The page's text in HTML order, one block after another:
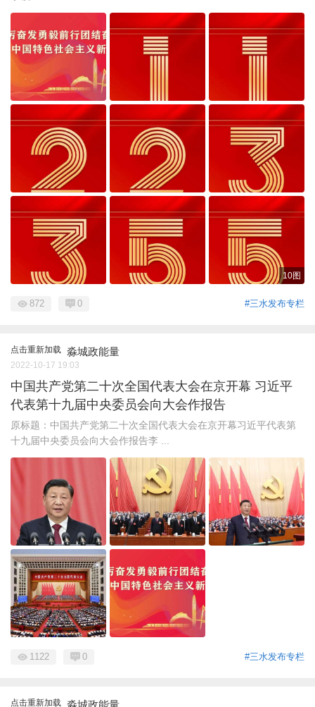
10图
#三水发布专栏
872 0
点击重新加载 淼城政能量
2022-10-17 19:03
中国共产党第二十次全国代表大会在京开幕 习近平
代表第十九届中央委员会向大会作报告
原标题：中国共产党第二十次全国代表大会在京开幕习近平代表第
十九届中央委员会向大会作报告李 ...
#三水发布专栏
1122 0
点击重新加载